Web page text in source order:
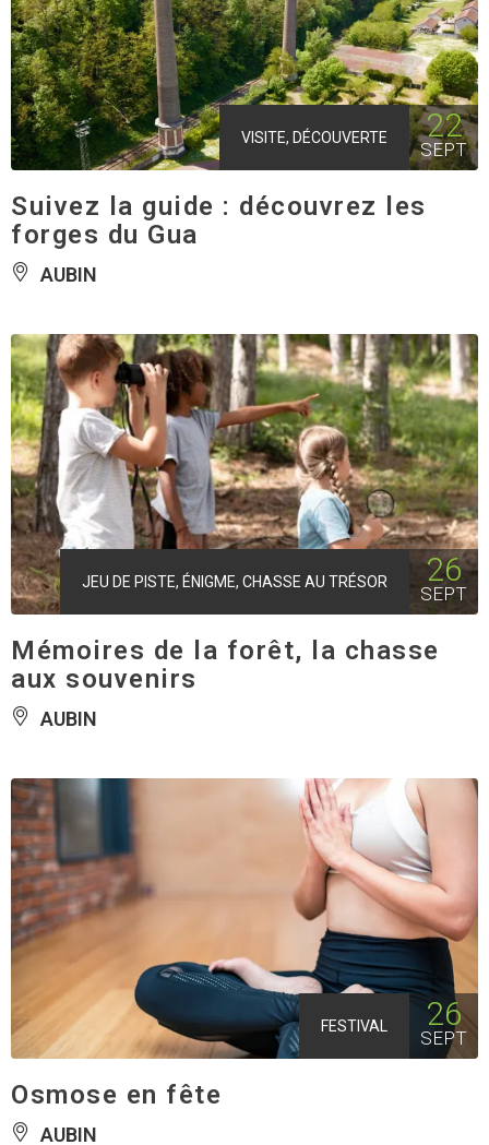
VISITE, DÉCOUVERTE 22
SEPT
Suivez la guide : découvrez les
forges du Gua
AUBIN
JEU DE PISTE, ÉNIGME, CHASSE AU TRÉSOR 26
SEPT
Mémoires de la forêt, la chasse
aux souvenirs
AUBIN
FESTIVAL 26
SEPT
Osmose en fête
AUBIN